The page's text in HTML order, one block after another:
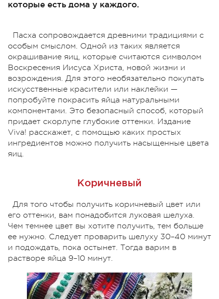
которые есть дома у каждого.
Пасха сопровождается древними традициями с
особым смыслом. Одной из таких является
окрашивание яиц, которые считаются символом
Воскресения Иисуса Христа, новой жизни и
возрождения. Для этого необязательно покупать
искусственные красители или наклейки —
попробуйте покрасить яйца натуральными
компонентами. Это безопасный способ, который
придает скорлупе глубокие оттенки. Издание
Viva! расскажет, с помощью каких простых
ингредиентов можно получить насыщенные цвета
яиц.
Коричневый
Для того чтобы получить коричневый цвет или
его оттенки, вам понадобится луковая шелуха.
Чем темнее цвет вы хотите получить, тем больше
ее нужно. Следует проварить шелуху 30–40 минут
и подождать, пока остынет. Тогда варим в
растворе яйца 9–10 минут.